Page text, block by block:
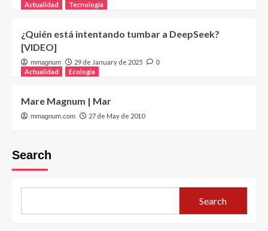
Actualidad Tecnología
¿Quién está intentando tumbar a DeepSeek?
[VIDEO]
mmagnum 29 de January de 2025 0
Actualidad Ecología
Mare Magnum | Mar
mmagnum.com 27 de May de 2010
Search
Search